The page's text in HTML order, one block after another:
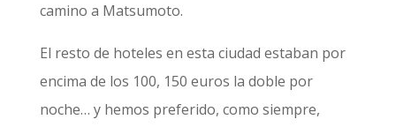
camino a Matsumoto.
El resto de hoteles en esta ciudad estaban por
encima de los 100, 150 euros la doble por
noche… y hemos preferido, como siempre,